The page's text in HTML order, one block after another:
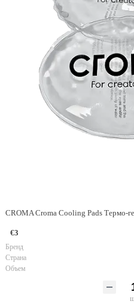
CROMA Croma Cooling Pads Термо-
€3
Бренд
Страна
Объем